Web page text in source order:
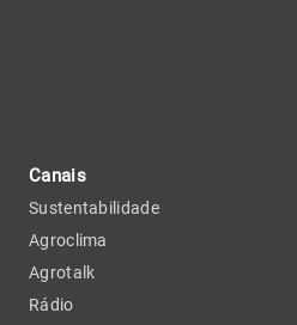
Canais
Sustentabilidade
Agroclima
Agrotalk
Rádio